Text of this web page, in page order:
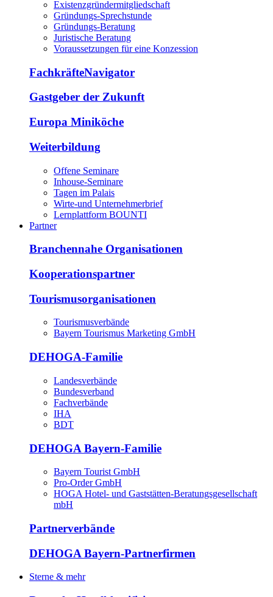
Existenzgründermitgliedschaft
Gründungs-Sprechstunde
Gründungs-Beratung
Juristische Beratung
Voraussetzungen für eine Konzession
FachkräfteNavigator
Gastgeber der Zukunft
Europa Miniköche
Weiterbildung
Offene Seminare
Inhouse-Seminare
Tagen im Palais
Wirte-und Unternehmerbrief
Lernplattform BOUNTI
Partner
Branchennahe Organisationen
Kooperationspartner
Tourismusorganisationen
Tourismusverbände
Bayern Tourismus Marketing GmbH
DEHOGA-Familie
Landesverbände
Bundesverband
Fachverbände
IHA
BDT
DEHOGA Bayern-Familie
Bayern Tourist GmbH
Pro-Order GmbH
HOGA Hotel- und Gaststätten-Beratungsgesellschaft
mbH
Partnerverbände
DEHOGA Bayern-Partnerfirmen
Sterne & mehr